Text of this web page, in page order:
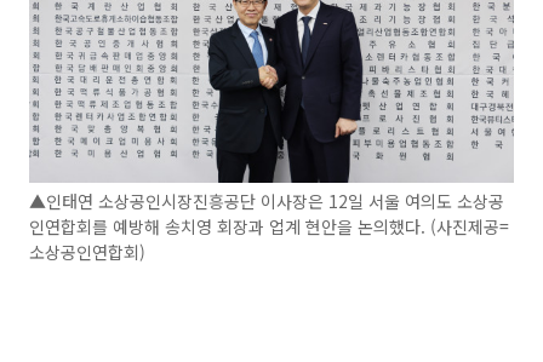
▲인태연 소상공인시장진흥공단 이사장은 12일 서울 여의도 소상공
인연합회를 예방해 송치영 회장과 업계 현안을 논의했다. (사진제공=
소상공인연합회)